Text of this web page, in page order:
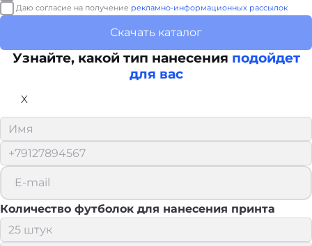
Даю согласие на получение рекламно-информационных рассылок
Скачать каталог
Узнайте, какой тип нанесения подойдет
для вас
X
Количество футболок для нанесения принта